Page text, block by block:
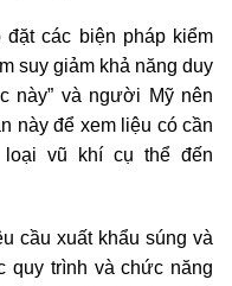
các biện pháp kiểm
suy giảm khả năng duy
này” và người Mỹ nên
này để xem liệu có cần
vũ khí cụ thể đến
cầu xuất khẩu súng và
quy trình và chức năng